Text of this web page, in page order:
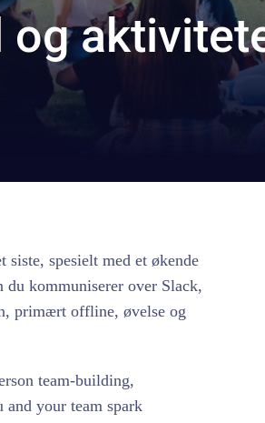
spesielt med et økende
du kommuniserer over Slack,
primært offline, øvelse og
team-building,
your team spark